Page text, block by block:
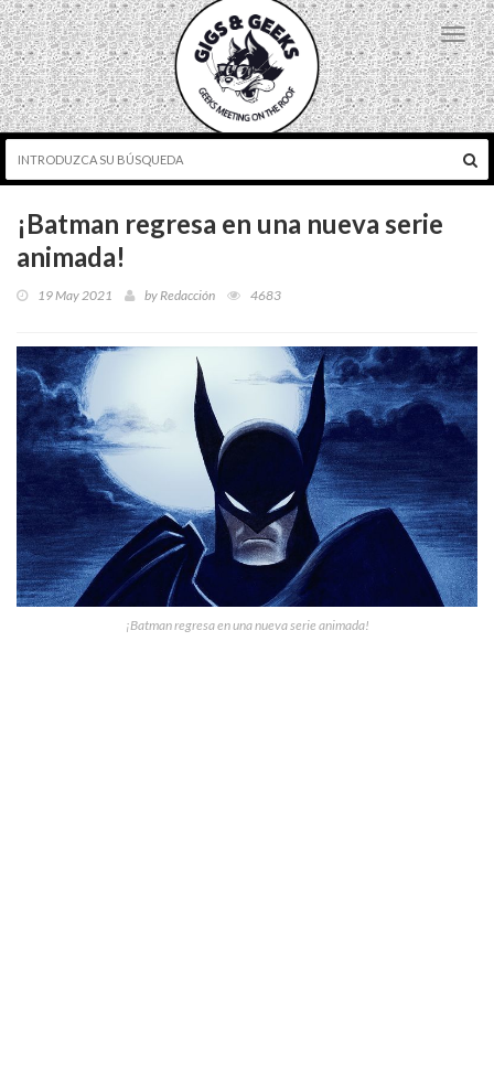
¡Batman regresa en una nueva serie
animada!
19 May 2021 byRedacción 4683
¡Batman regresa en una nueva serie animada!